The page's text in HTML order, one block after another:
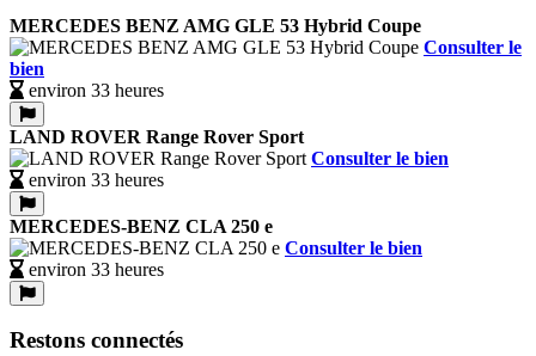
MERCEDES BENZ AMG GLE 53 Hybrid Coupe
Consulter le
bien
environ 33 heures
LAND ROVER Range Rover Sport
Consulter le bien
environ 33 heures
MERCEDES-BENZ CLA 250 e
Consulter le bien
environ 33 heures
Restons connectés